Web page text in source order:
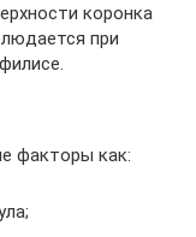
коронка
при
факторы как: